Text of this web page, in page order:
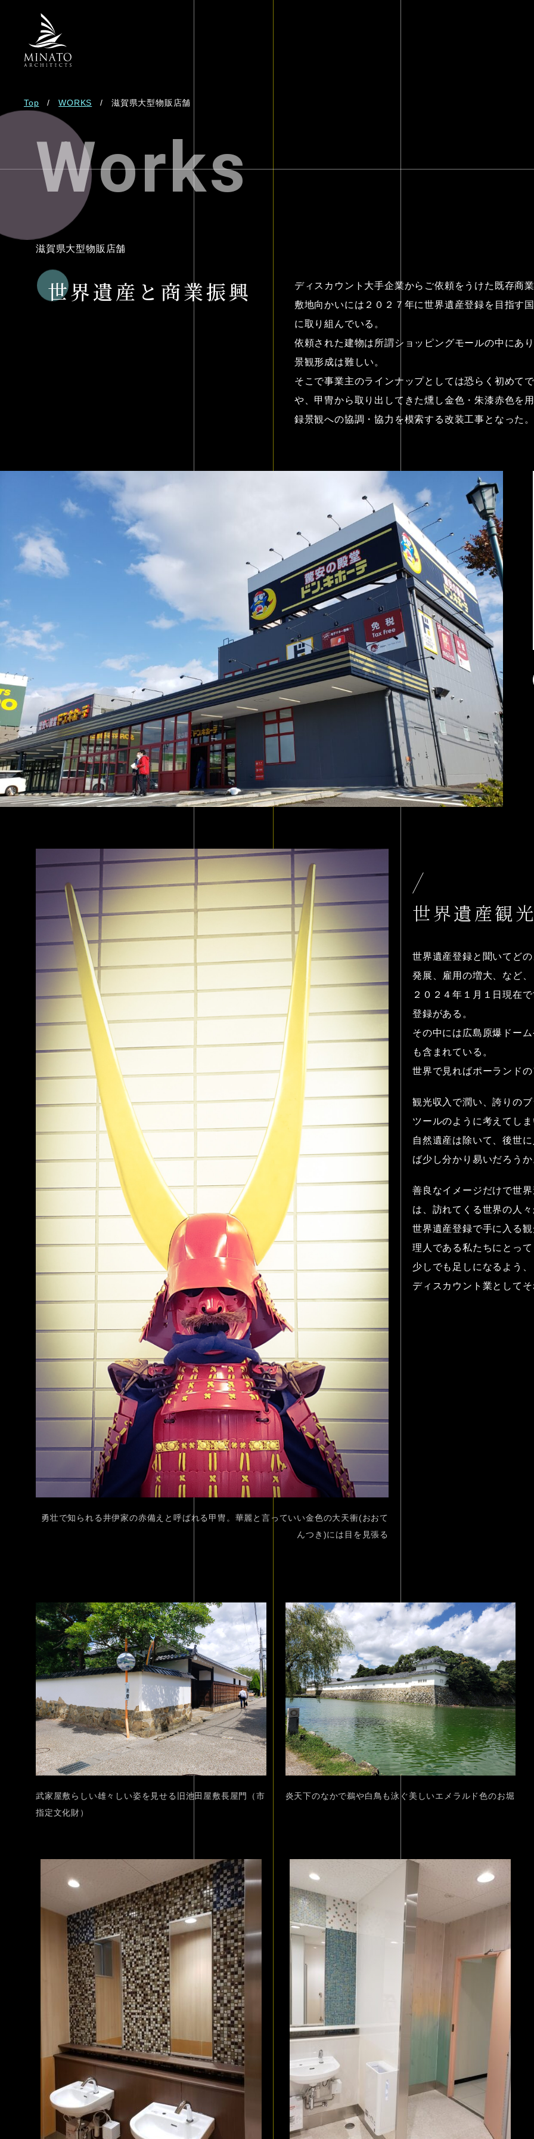
Top WORKS 滋賀県大型物販店舗
Works
滋賀県大型物販店舗
世界遺産と商業振興
ディスカウント大手企業からご依頼をうけた既存商
敷地向かいには２０２７年に世界遺産登録を目指す
に取り組んでいる。
依頼された建物は所謂ショッピングモールの中にあ
景観形成は難しい。
そこで事業主のラインナップとしては恐らく初めて
や、甲冑から取り出してきた燻し金色・朱漆赤色を
録景観への協調・協力を模索する改装工事となった。
世界遺産観
世界遺産登録と聞いてど
発展、雇用の増大、など
２０２４年１月１日現在
登録がある。
その中には広島原爆ドー
も含まれている。
世界で見ればポーランド
観光収入で潤い、誇りの
ツールのように考えてし
自然遺産は除いて、後世
ば少し分かり易いだろうか
善良なイメージだけで世
は、訪れてくる世界の人
世界遺産登録で手に入る
理人である私たちにとっ
少しでも足しになるよう、
ディスカウント業として
勇壮で知られる井伊家の赤備えと呼ばれる甲冑。華麗と言っていい金色の大天衝(おおて
んつき)には目を見張る
武家屋敷らしい雄々しい姿を見せる旧池田屋敷長屋門（市
指定文化財）
炎天下のなかで鵜や白鳥も泳ぐ美しいエメラルド色のお堀